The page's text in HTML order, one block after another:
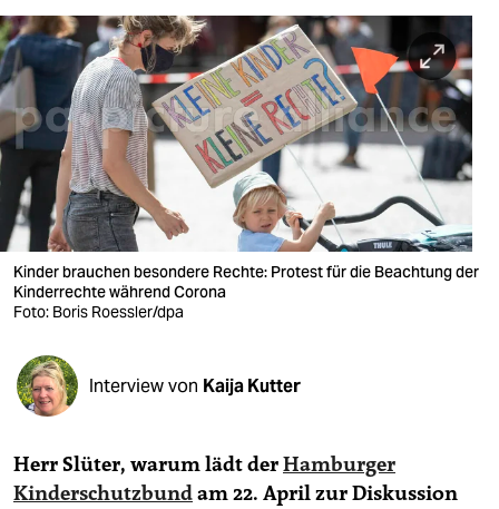
berlin
nord
wahrheit
verlag
verlag
veranstaltungen
shop
fragen & hilfe
unterstützen
genossenschaft
Kinder brauchen besondere Rechte: Protest für die Beachtung der
Kinderrechte während Corona
Foto: Boris Roessler/dpa
Interview von Kaija Kutter
Herr Slüter, warum lädt derHamburger
Kinderschutzbundam 22. April zur Diskussion